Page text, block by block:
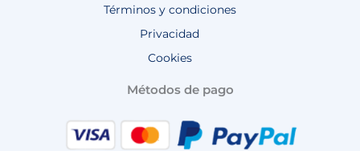
Términos y condiciones
Privacidad
Cookies
Métodos de pago